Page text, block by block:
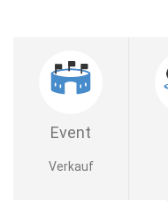
Event
Verkauf